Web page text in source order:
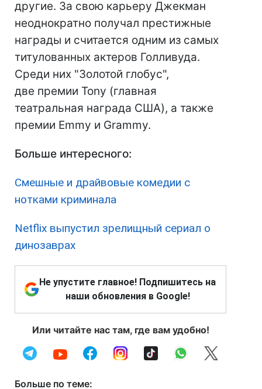
другие. За свою карьеру Джекман
неоднократно получал престижные
награды и считается одним из самых
титулованных актеров Голливуда.
Среди них "Золотой глобус",
две премии Tony (главная
театральная награда США), а также
премии Emmy и Grammy.
Больше интересного:
Смешные и драйвовые комедии с
нотками криминала
Netflix выпустил зрелищный сериал о
динозаврах
Не упустите главное! Подпишитесь на
наши обновления в Google!
Или читайте нас там, где вам удобно!
Больше по теме: